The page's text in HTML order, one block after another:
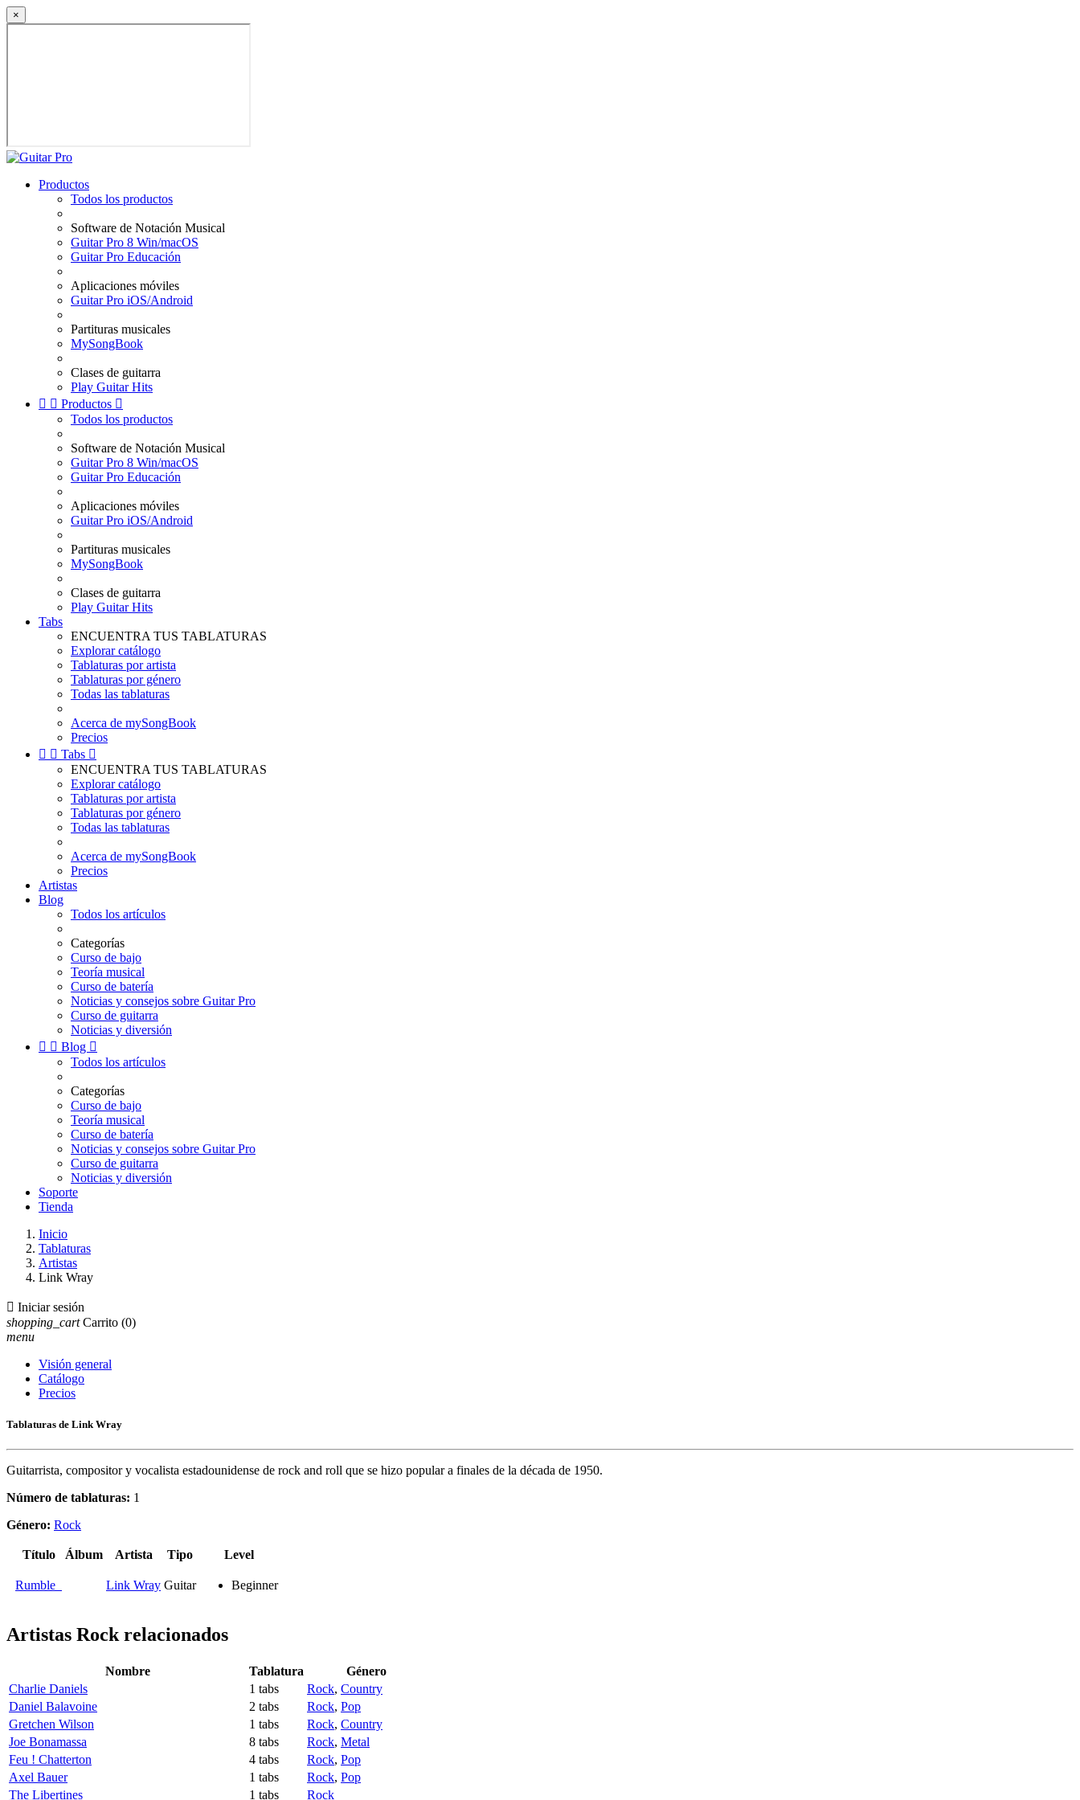
×
Productos
Todos los productos
Software de Notación Musical
Guitar Pro 8 Win/macOS
Guitar Pro Educación
Aplicaciones móviles
Guitar Pro iOS/Android
Partituras musicales
MySongBook
Clases de guitarra
Play Guitar Hits
  Productos 
Todos los productos
Software de Notación Musical
Guitar Pro 8 Win/macOS
Guitar Pro Educación
Aplicaciones móviles
Guitar Pro iOS/Android
Partituras musicales
MySongBook
Clases de guitarra
Play Guitar Hits
Tabs
ENCUENTRA TUS TABLATURAS
Explorar catálogo
Tablaturas por artista
Tablaturas por género
Todas las tablaturas
Acerca de mySongBook
Precios
  Tabs 
ENCUENTRA TUS TABLATURAS
Explorar catálogo
Tablaturas por artista
Tablaturas por género
Todas las tablaturas
Acerca de mySongBook
Precios
Artistas
Blog
Todos los artículos
Categorías
Curso de bajo
Teoría musical
Curso de batería
Noticias y consejos sobre Guitar Pro
Curso de guitarra
Noticias y diversión
  Blog 
Todos los artículos
Categorías
Curso de bajo
Teoría musical
Curso de batería
Noticias y consejos sobre Guitar Pro
Curso de guitarra
Noticias y diversión
Soporte
Tienda
Inicio
Tablaturas
Artistas
Link Wray
 Iniciar sesión
shopping_cart Carrito (0)
menu
Visión general
Catálogo
Precios
Tablaturas de Link Wray
Guitarrista, compositor y vocalista estadounidense de rock and roll que se hizo popular a finales de la década de 1950.
Número de tablaturas: 1
Género: Rock
Título Álbum Artista Tipo Level
Rumble Link Wray Guitar Beginner
Artistas Rockrelacionados
Nombre Tablatura
Género
Charlie Daniels
1 tabs Rock, Country
Daniel Balavoine
2 tabs Rock, Pop
Gretchen Wilson
1 tabs Rock, Country
Joe Bonamassa
8 tabs Rock, Metal
Feu ! Chatterton
4 tabs Rock, Pop
Axel Bauer
1 tabs Rock, Pop
The Libertines
1 tabs
Rock